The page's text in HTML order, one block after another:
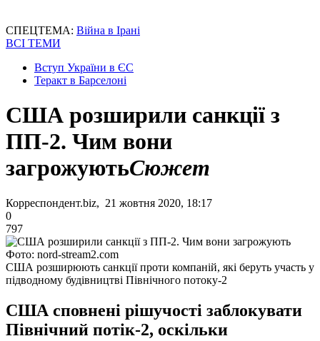
СПЕЦТЕМА: Війна в Ірані
ВСІ ТЕМИ
Вступ України в ЄС
Теракт в Барселоні
США розширили санкції з
ПП-2. Чим вони
загрожуютьСюжет
Корреспондент.biz, 21 жовтня 2020, 18:17
0
797
Фото: nord-stream2.com
США розширюють санкції проти компаній, які беруть участь у
підводному будівництві Північного потоку-2
США сповнені рішучості заблокувати
Північний потік-2, оскільки